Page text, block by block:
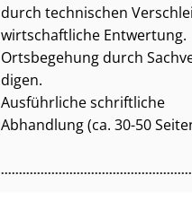
durch technischen
wirtschaftliche Entwertung.
Ortsbegehung durch
di­gen.
Ausführliche schriftliche
Abhandlung (ca. 30-50